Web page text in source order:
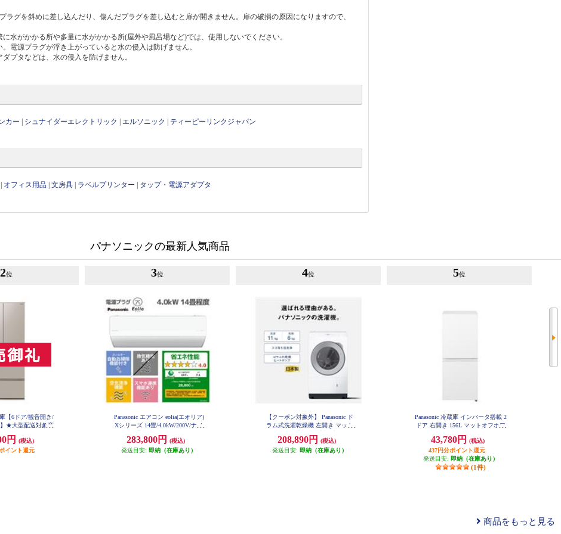
グを斜めに差し込んだり、傷んだプラグを差し込むと扉が開きません。扉の破損の原因になりますので、
水がかかる所や多量に水がかかる所(屋外や風呂場など)では、使用しないでください。
電源プラグが浮き上がっていると水の侵入は防げません。
プタなどは、水の侵入を防げません。
カー シュナイダーエレクトリック エルソニック ティーピーリンクジャパン
オフィス用品 |文房具 ラベルプリンター タップ・電源アダプタ
パナソニックの最新人気商品
2位
【6ドア/観音開き/
★大型配送対象商
円
(税込)
イント還元
3位
Panasonic エアコン eolia(エオリア)
Xシリーズ 14畳/4.0kW/200V/ナノ
付/W/2026年度 CS-X406D2-ESET
283,800円
(税込)
発送目安: 即納（在庫あり）
4位
【クーポン対象外】 Panasonic ド
ラム式洗濯乾燥機 左開き マット
LX113EL-W
208,890円
(税込)
発送目安: 即納（在庫あり）
5位
Panasonic 冷蔵庫 インバータ搭載 2
ドア 右開き 156L マットオフホワ
43,780円
(税込)
437円分ポイント還元
発送目安: 即納（在庫あり）
(1件)
商品をもっと見る